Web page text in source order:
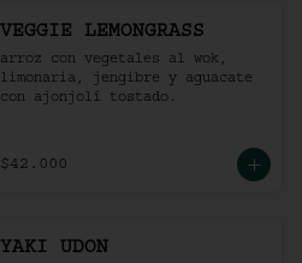
VEGGIE LEMONGRASS
arroz con vegetales al wok,
limonaria, jengibre y aguacate
con ajonjolí tostado.
$42.000
YAKI UDON